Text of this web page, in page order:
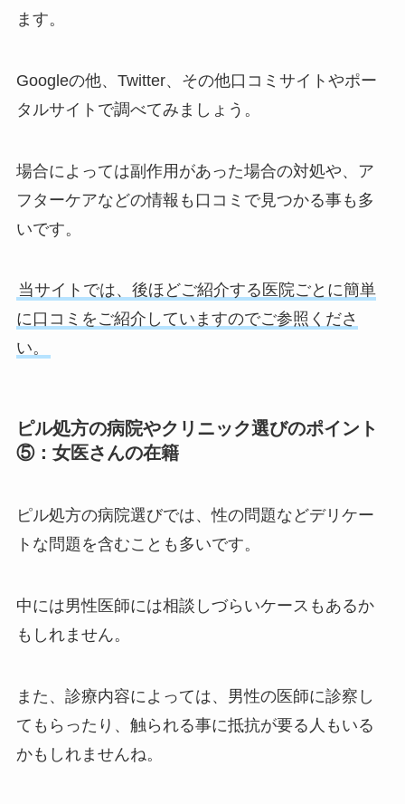
ます。
Googleの他、Twitter、その他口コミサイトやポー
タルサイトで調べてみましょう。
場合によっては副作用があった場合の対処や、ア
フターケアなどの情報も口コミで見つかる事も多
いです。
当サイトでは、後ほどご紹介する医院ごとに簡単
に口コミをご紹介していますのでご参照くださ
い。
ピル処方の病院やクリニック選びのポイント
⑤：女医さんの在籍
ピル処方の病院選びでは、性の問題などデリケー
トな問題を含むことも多いです。
中には男性医師には相談しづらいケースもあるか
もしれません。
また、診療内容によっては、男性の医師に診察し
てもらったり、触られる事に抵抗が要る人もいる
かもしれませんね。